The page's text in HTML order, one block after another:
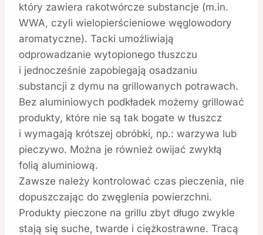
który zawiera rakotwórcze substancje (m.in.
WWA, czyli wielopierścieniowe węglowodory
aromatyczne). Tacki umożliwiają
odprowadzanie wytopionego tłuszczu
i jednocześnie zapobiegają osadzaniu
substancji z dymu na grillowanych potrawach.
Bez aluminiowych podkładek możemy grillować
produkty, które nie są tak bogate w tłuszcz
i wymagają krótszej obróbki, np.: warzywa lub
pieczywo. Można je również owijać zwykłą
folią aluminiową.
Zawsze należy kontrolować czas pieczenia, nie
dopuszczając do zwęglenia powierzchni.
Produkty pieczone na grillu zbyt długo zwykle
stają się suche, twarde i ciężkostrawne. Tracą